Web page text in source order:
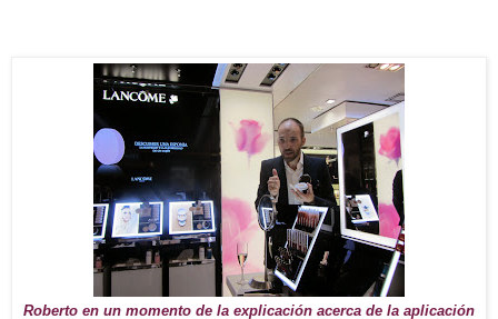
Roberto en un momento de la explicación acerca de la aplicación